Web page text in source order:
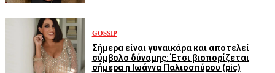
GOSSIP
Σήμερα είναι γυναικάρα και αποτελεί
σύμβολο δύναμης: Έτσι βιοπορίζεται
σήμερα η Ιωάννα Παλιοσπύρου (pic)